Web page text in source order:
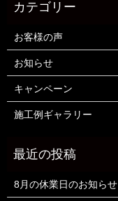
お客様の声
お知らせ
キャンペーン
施工例ギャラリー
8月の休業日のお知らせ